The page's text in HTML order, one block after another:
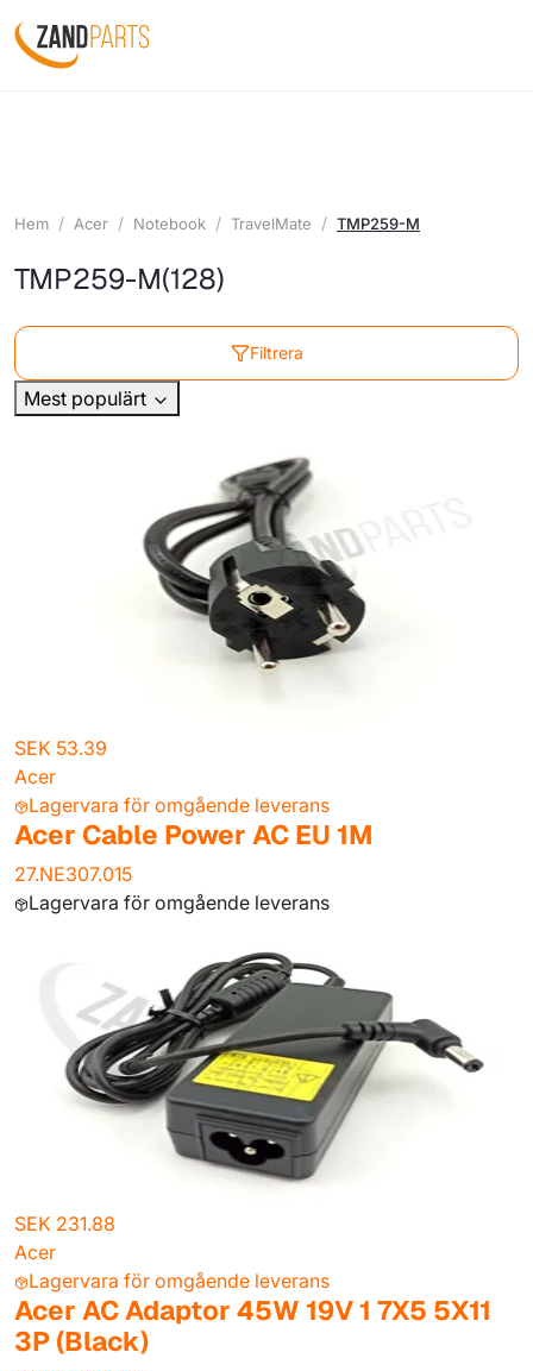
Hem Acer Notebook TravelMate TMP259-M
TMP259-M(128)
Filtrera
Mest populärt
SEK 53.39
Acer
Lagervara för omgående leverans
Acer Cable Power AC EU 1M
27.NE307.015
Lagervara för omgående leverans
SEK 231.88
Acer
Lagervara för omgående leverans
Acer AC Adaptor 45W 19V 1 7X5 5X11
3P (Black)